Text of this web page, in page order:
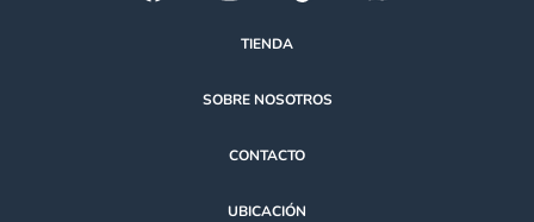
TIENDA
SOBRE NOSOTROS
CONTACTO
UBICACIÓN